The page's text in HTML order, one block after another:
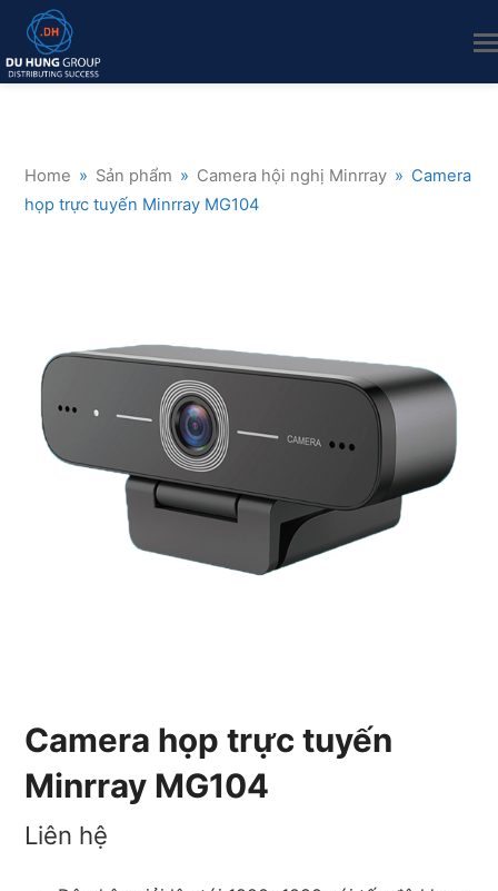
Home » Sản phẩm » Camera hội nghị Minrray » Camera
họp trực tuyến Minrray MG104
Camera họp trực tuyến
Minrray MG104
Liên hệ